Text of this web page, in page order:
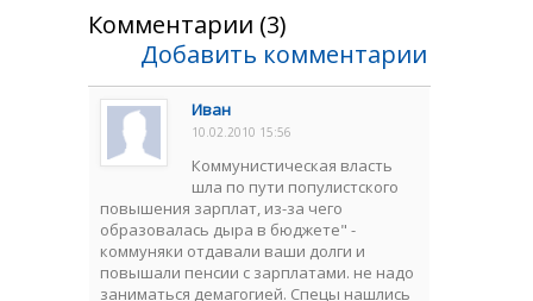
Комментарии (3)
Добавить комментарии
Иван
10.02.2010 15:56
Коммунистическая власть
шла по пути популистского
повышения зарплат, из-за чего
образовалась дыра в бюджете" -
коммуняки отдавали ваши долги и
повышали пенсии с зарплатами. не надо
заниматься демагогией. Спецы нашлись